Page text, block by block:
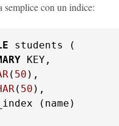
semplice con un indice:
students (
KEY,
( 50 ),
( 50 ),
(name)